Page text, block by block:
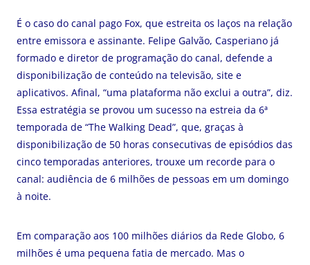
É o caso do canal pago Fox, que estreita os laços na relação
entre emissora e assinante. Felipe Galvão, Casperiano já
formado e diretor de programação do canal, defende a
disponibilização de conteúdo na televisão, site e
aplicativos. Afinal, “uma plataforma não exclui a outra”, diz.
Essa estratégia se provou um sucesso na estreia da 6ª
temporada de “The Walking Dead”, que, graças à
disponibilização de 50 horas consecutivas de episódios das
cinco temporadas anteriores, trouxe um recorde para o
canal: audiência de 6 milhões de pessoas em um domingo
à noite.
Em comparação aos 100 milhões diários da Rede Globo, 6
milhões é uma pequena fatia de mercado. Mas o